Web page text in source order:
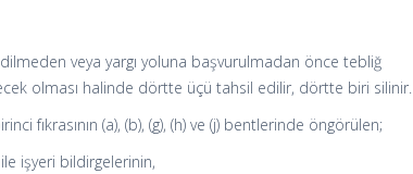
veya yargı yoluna başvurulmadan önce tebliğ
olması halinde dörtte üçü tahsil edilir, dörtte biri silinir.
fıkrasının (a), (b), (g), (h) ve (j) bentlerinde öngörülen;
ile işyeri bildirgelerinin,